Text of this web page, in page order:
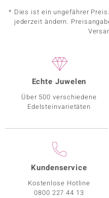
* Dies ist ein ungefährer
jederzeit ändern.
Echte Juwelen
Über 500 verschiedene
Edelsteinvarietäten
Kundenservice
Kostenlose Hotline
0800 227 44 13